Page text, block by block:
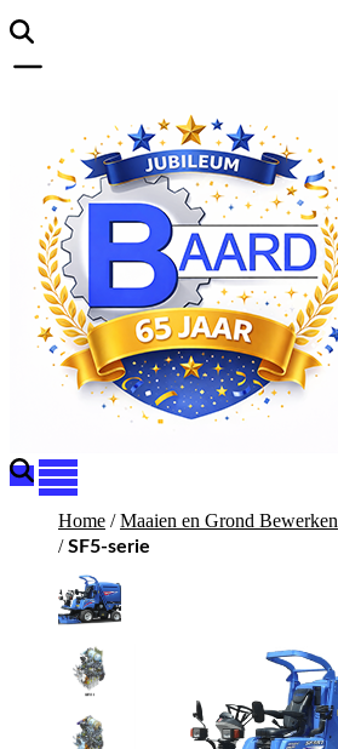
Home /Maaien en Grond Bewerken
/SF5-serie